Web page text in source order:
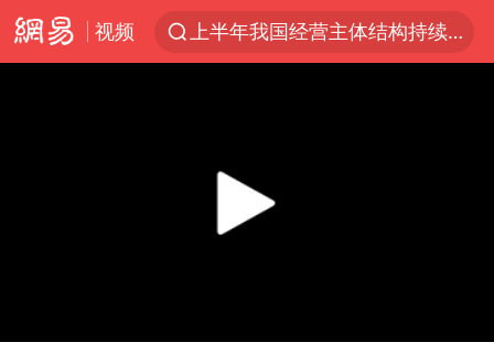
视频
上半年我国经营主体结构持续优化
《披荆斩棘2026》阵容官宣
Play